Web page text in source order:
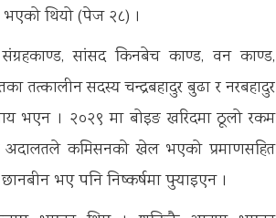
भएको थियो (पेज २८) ।
सांसद किनबेच काण्ड, वन काण्ड,
तत्कालीन सदस्य चन्द्रबहादुर बुढा र नरबहादुर
भएन । २०२९ मा बोइङ खरिदमा ठूलो रकम
अदालतले कमिसनको खेल भएको प्रमाणसहित
भए पनि निष्कर्षमा पुऱ्याइएन ।